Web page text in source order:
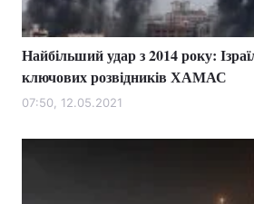
Найбільший удар з 2014 року:
ключових розвідників ХАМАС
07:50, 12.05.2021